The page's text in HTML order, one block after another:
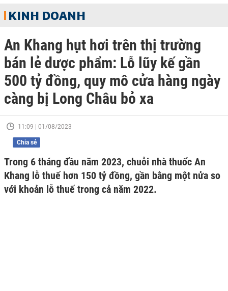
KINH DOANH
An Khang hụt hơi trên thị trường
bán lẻ dược phẩm: Lỗ lũy kế gần
500 tỷ đồng, quy mô cửa hàng ngày
càng bị Long Châu bỏ xa
11:09 | 01/08/2023
Chia sẻ
Trong 6 tháng đầu năm 2023, chuỗi nhà thuốc An
Khang lỗ thuế hơn 150 tỷ đồng, gần bằng một nửa so
với khoản lỗ thuế trong cả năm 2022.